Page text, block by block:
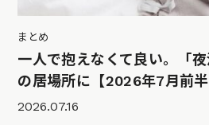
まとめ
一人で抱えなくて良い。「
の居場所に【2026年7月前半
2026.07.16